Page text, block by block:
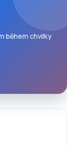
během chvilky